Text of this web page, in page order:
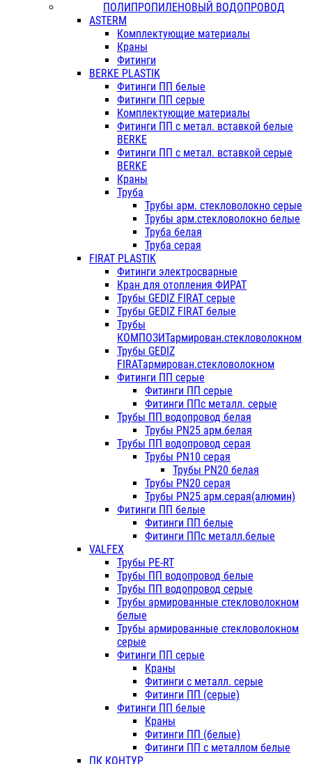
ПОЛИПРОПИЛЕНОВЫЙ ВОДОПРОВОД
ASTERM
Комплектующие материалы
Краны
Фитинги
BERKE PLASTIK
Фитинги ПП белые
Фитинги ПП серые
Комплектующие материалы
Фитинги ПП с метал. вставкой белые
BERKE
Фитинги ПП с метал. вставкой серые
BERKE
Краны
Труба
Трубы арм. стекловолокно серые
Трубы арм.стекловолокно белые
Труба белая
Труба серая
FIRAT PLASTIK
Фитинги электросварные
Кран для отопления ФИРАТ
Трубы GEDIZ FIRAT серые
Трубы GEDIZ FIRAT белые
Трубы
КОМПОЗИТармирован.стекловолокном
Трубы GEDIZ
FIRATармирован.стекловолокном
Фитинги ПП серые
Фитинги ПП серые
Фитинги ППс металл. серые
Трубы ПП водопровод белая
Трубы PN25 арм.белая
Трубы ПП водопровод серая
Трубы PN10 серая
Трубы PN20 белая
Трубы PN20 серая
Трубы PN25 арм.серая(алюмин)
Фитинги ПП белые
Фитинги ПП белые
Фитинги ППс металл.белые
VALFEX
Трубы PE-RT
Трубы ПП водопровод белые
Трубы ПП водопровод серые
Трубы армированные стекловолокном
белые
Трубы армированные стекловолокном
серые
Фитинги ПП серые
Краны
Фитинги с металл. серые
Фитинги ПП (серые)
Фитинги ПП белые
Краны
Фитинги ПП (белые)
Фитинги ПП с металлом белые
ПК КОНТУР